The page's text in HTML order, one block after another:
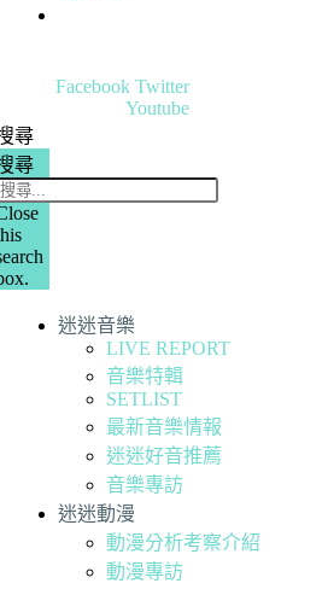
Facebook Twitter
Youtube
尋
尋
迷迷音樂
LIVE REPORT
音樂特輯
SETLIST
最新音樂情報
迷迷好音推薦
音樂專訪
迷迷動漫
動漫分析考察介紹
動漫專訪